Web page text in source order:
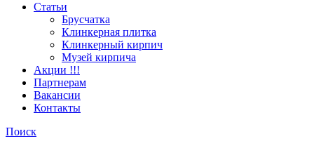
Статьи
Брусчатка
Клинкерная плитка
Клинкерный кирпич
Музей кирпича
Акции !!!
Партнерам
Вакансии
Контакты
Поиск